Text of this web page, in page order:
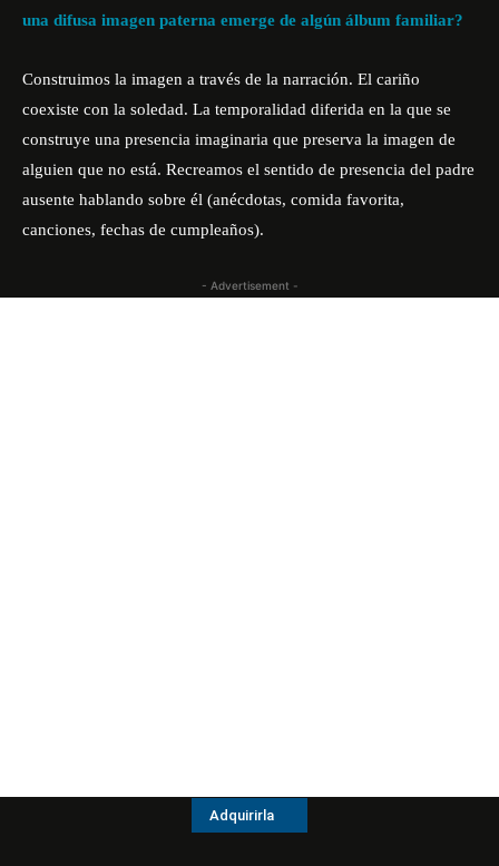
una difusa imagen paterna emerge de algún álbum familiar?
Construimos la imagen a través de la narración. El cariño
coexiste con la soledad. La temporalidad diferida en la que se
construye una presencia imaginaria que preserva la imagen de
alguien que no está. Recreamos el sentido de presencia del padre
ausente hablando sobre él (anécdotas, comida favorita,
canciones, fechas de cumpleaños).
- Advertisement -
Adquirirla